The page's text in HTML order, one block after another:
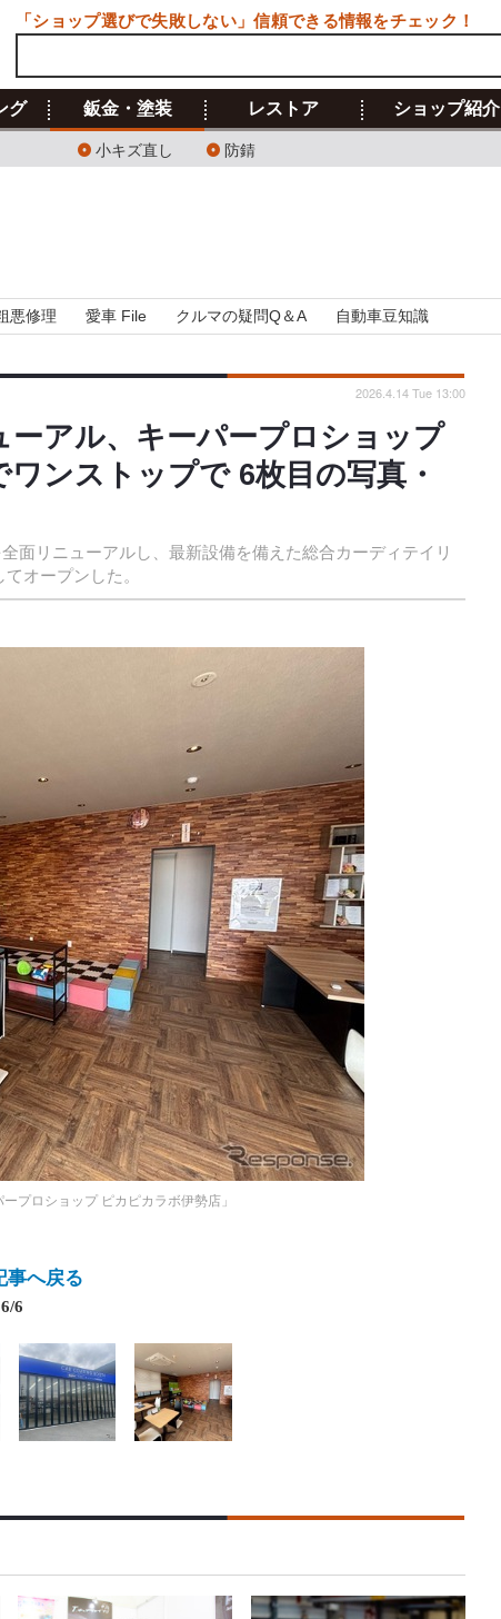
グ 鈑金・塗装
小キズ直し 防錆
レストア ショップ紹介
悪修理 愛車 File クルマの疑問Q＆A 自動車豆知識
ーアル、キーパープロショップ
ンストップで 6枚目の写真・
面リニューアルし、最新設備を備えた総合カーディテイリ
オープンした。
2026.4.14 Tue 13:00
ープロショップ ピカピカラボ伊勢店」
事へ戻る
6/6
「ショップ選びで失敗しない」信頼できる情報をチェック！